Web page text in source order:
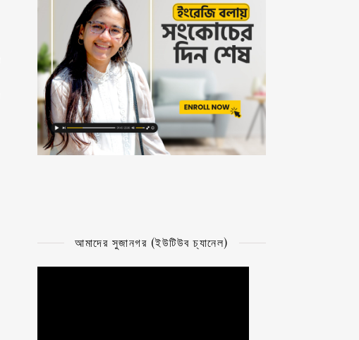
আমাদের সুজানগর (ইউটিউব চ্যানেল)